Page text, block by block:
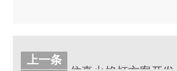
上一条